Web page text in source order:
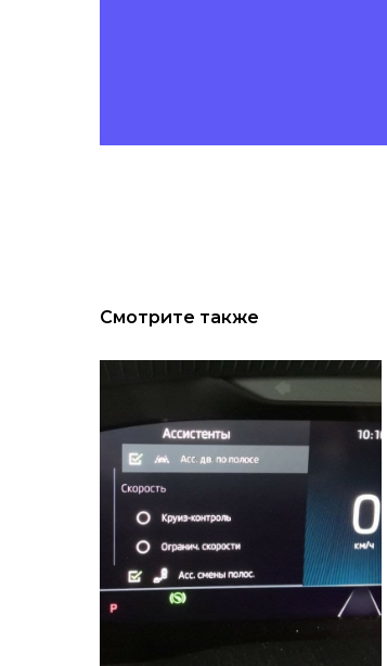
Смотрите также